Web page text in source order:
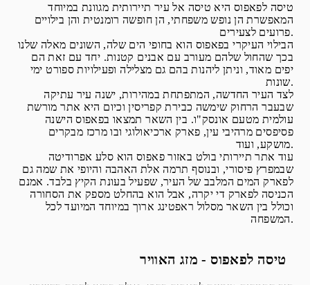
טיסה לפאפוס היא טיסה אל עיר תיירותית מגוונת במיוחד
המאפשרת הן נופש משפחתי, הן חופשה רומנטית והן בילויים
פרועים לצעירים.
הבילוי העיקרי בפאפוס הוא בחופי הים שלה, השונים מאלה שלנו
בכך שהחול שלהם מעורב עם אבנים קטנות. יחד עם זאת הם
יפים מאוד, וניתן ליהנות בהם גם מצלילה ופעילויות ספורט ימי
שונות.
לצד העיר החדשה, המתפתחת במהירות, ישנה עיר עתיקה
שבעבר הרחוק שימשה כבירת קפריסין וכיום היא אתר מורשת
עולמית מטעם אונסק"ו. בין השאר תמצאו בפאפוס הישנה
פסיפסים מרהיבי עין, פארק ארכיאולוגי ובו מרכז מבקרים
מושקע, ועוד.
עוד אתר תיירותי בולט באזור פאפוס הוא סלע אפרודיטה
שבמפרץ פיסורי, ובנוסף תרמה אלת האהבה והיופי את שמה גם
לפארק המים המלבב של העיר, שפעיל בעונת הקיץ בלבד. אמנם
הכניסה לפארק די יקרה, אבל הוא בהחלט מספק את הסחורה
וכולל בין השאר מסלול ראפטינג ארוך במיוחד המיועד לכל
המשפחה.